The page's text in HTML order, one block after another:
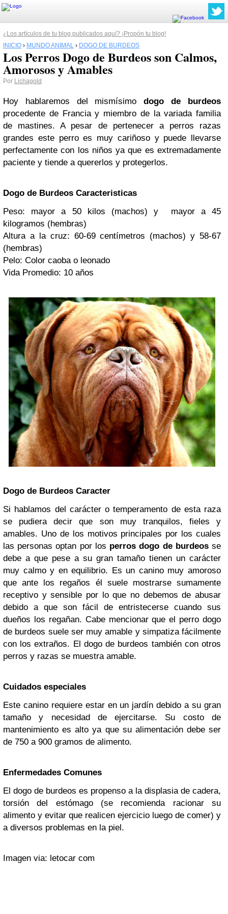
¿Los artículos de tu blog publicados aquí? ¡Propón tu blog!
INICIO › MUNDO ANIMAL › DOGO DE BURDEOS
Los Perros Dogo de Burdeos son Calmos,
Amorosos y Amables
Por Lichagold
Hoy hablaremos del mismísimodogo de burdeos
procedente de Francia y miembro de la variada familia
de mastines. A pesar de pertenecer a perros razas
grandes este perro es muy cariñoso y puede llevarse
perfectamente con los niños ya que es extremadamente
paciente y tiende a quererlos y protegerlos.
Dogo de Burdeos Caracteristicas
Peso: mayor a 50 kilos (machos) y mayor a 45
kilogramos (hembras)
Altura a la cruz: 60-69 centímetros (machos) y 58-67
(hembras)
Pelo: Color caoba o leonado
Vida Promedio: 10 años
Dogo de Burdeos Caracter
Si hablamos del carácter o temperamento de esta raza
se pudiera decir que son muy tranquilos, fieles y
amables. Uno de los motivos principales por los cuales
las personas optan por los perros dogo de burdeosse
debe a que pese a su gran tamaño tienen un carácter
muy calmo y en equilibrio. Es un canino muy amoroso
que ante los regaños él suele mostrarse sumamente
receptivo y sensible por lo que no debemos de abusar
debido a que son fácil de entristecerse cuando sus
dueños los regañan. Cabe mencionar que el perro dogo
de burdeos suele ser muy amable y simpatiza fácilmente
con los extraños. El dogo de burdeos también con otros
perros y razas se muestra amable.
Cuidados especiales
Este canino requiere estar en un jardín debido a su gran
tamaño y necesidad de ejercitarse. Su costo de
mantenimiento es alto ya que su alimentación debe ser
de 750 a 900 gramos de alimento.
Enfermedades Comunes
El dogo de burdeos es propenso a la displasia de cadera,
torsión del estómago (se recomienda racionar su
alimento y evitar que realicen ejercicio luego de comer) y
a diversos problemas en la piel.
Imagen via: letocar com